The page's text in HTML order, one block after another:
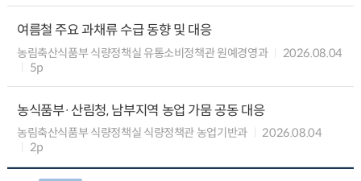
여름철 주요 과채류 수급 동향 및 대응
농림축산식품부 식량정책실 유통소비정책관 원예경영과
2026.08.04
5p
농식품부·산림청, 남부지역 농업 가뭄 공동 대응
농림축산식품부 식량정책실 식량정책관 농업기반과
2026.08.04
2p